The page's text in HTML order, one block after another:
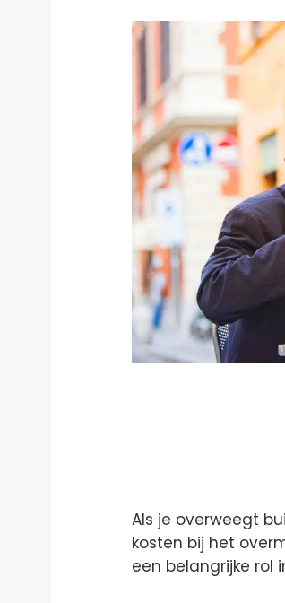
Als je overweegt
kosten bij het
een belangrijke rol